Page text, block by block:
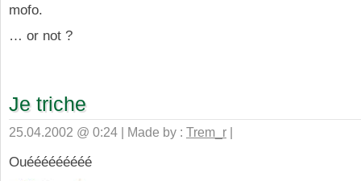
mofo.
… or not ?
Je triche
25.04.2002 @ 0:24 | Made by : Trem_r |
Ouééééééééé